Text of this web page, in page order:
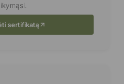
sertifikatą